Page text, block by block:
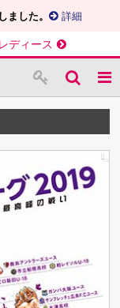
した。 詳細
レディース